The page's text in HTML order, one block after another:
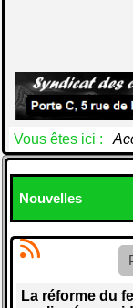
Vous êtes ici :
Nouvelles
La réforme du